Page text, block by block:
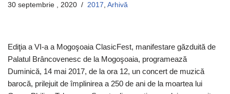
30 septembrie , 2020 2017 Arhivă
Ediţia a VI-a a Mogoşoaia ClasicFest, manifestare găzduită de
Palatul Brâncovenesc de la Mogoşoaia, programează
Duminică, 14 mai 2017, de la ora 12, un concert de muzică
barocă, prilejuit de împlinirea a 250 de ani de la moartea lui